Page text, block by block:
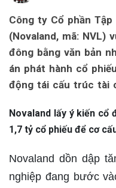
Công ty Cổ phần
(Novaland, mã: NVL)
đông bằng văn bản
án phát hành cổ
động tái cấu trúc tài
Novaland lấy ý kiến cổ
1,7 tỷ cổ phiếu để cơ
Novaland dồn dập
nghiệp đang bước